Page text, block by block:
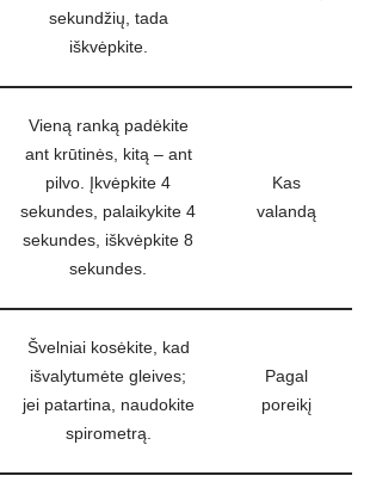
sekundžių, tada
iškvėpkite.
Vieną ranką padėkite
ant krūtinės, kitą – ant
pilvo. Įkvėpkite 4
sekundes, palaikykite 4
sekundes, iškvėpkite 8
sekundes.
Kas
valandą
Švelniai kosėkite, kad
išvalytumėte gleives;
jei patartina, naudokite
spirometrą.
Pagal
poreikį